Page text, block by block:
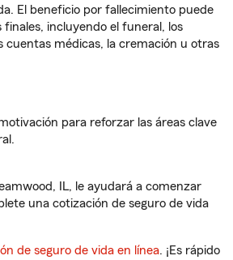
El beneficio por fallecimiento puede
finales, incluyendo el funeral, los
cuentas médicas, la cremación u otras
para reforzar las áreas clave
IL, le ayudará a comenzar
una cotización de seguro de vida
de seguro de vida en línea. ¡Es rápido